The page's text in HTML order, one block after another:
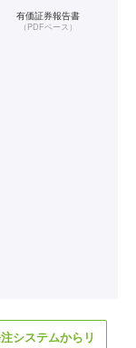
有価証券報告書
（PDFベース）
システムからリ